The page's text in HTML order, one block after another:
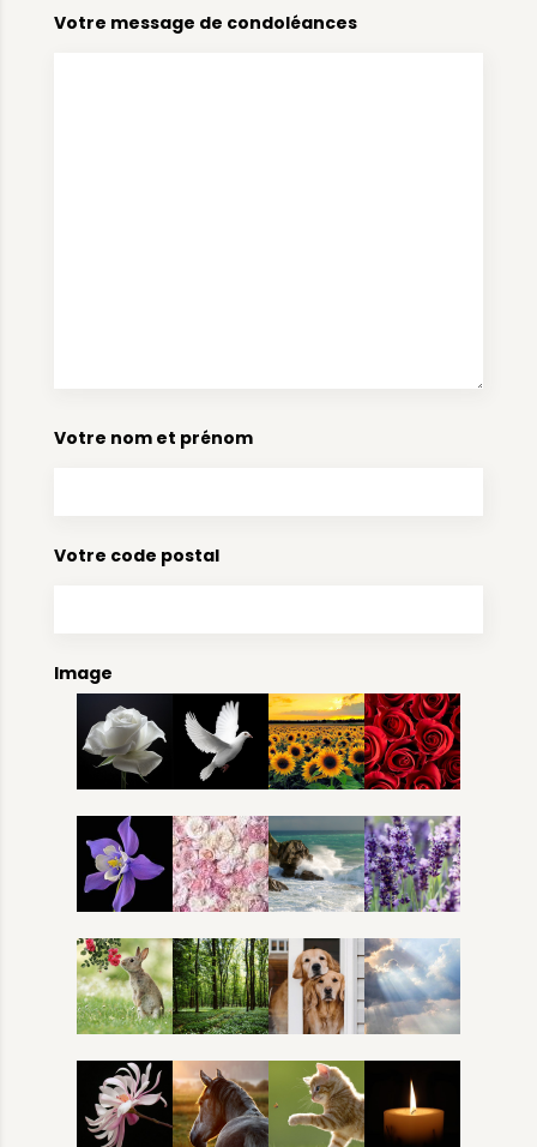
Votre message de condoléances
Votre nom et prénom
Votre code postal
Image